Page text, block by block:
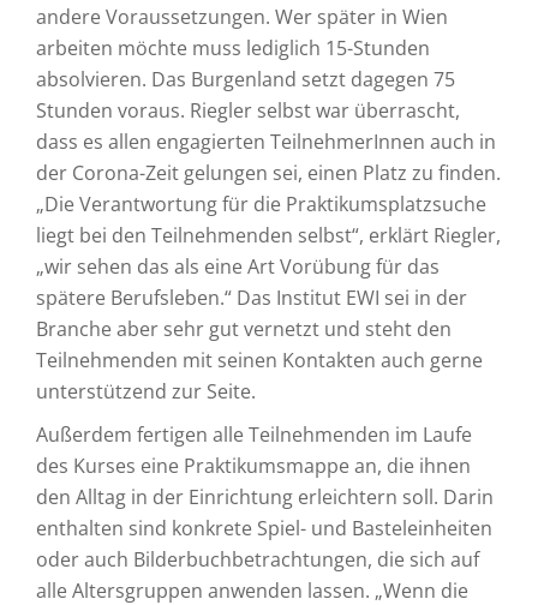
andere Voraussetzungen. Wer später in Wien
arbeiten möchte muss lediglich 15-Stunden
absolvieren. Das Burgenland setzt dagegen 75
Stunden voraus. Riegler selbst war überrascht,
dass es allen engagierten TeilnehmerInnen auch in
der Corona-Zeit gelungen sei, einen Platz zu finden.
„Die Verantwortung für die Praktikumsplatzsuche
liegt bei den Teilnehmenden selbst“, erklärt Riegler,
„wir sehen das als eine Art Vorübung für das
spätere Berufsleben.“ Das Institut EWI sei in der
Branche aber sehr gut vernetzt und steht den
Teilnehmenden mit seinen Kontakten auch gerne
unterstützend zur Seite.
Außerdem fertigen alle Teilnehmenden im Laufe
des Kurses eine Praktikumsmappe an, die ihnen
den Alltag in der Einrichtung erleichtern soll. Darin
enthalten sind konkrete Spiel- und Basteleinheiten
oder auch Bilderbuchbetrachtungen, die sich auf
alle Altersgruppen anwenden lassen. „Wenn die